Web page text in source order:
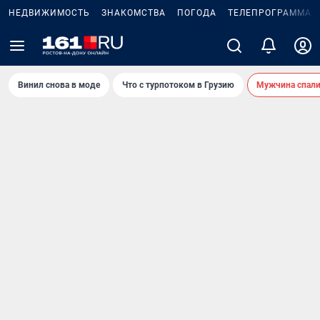
НЕДВИЖИМОСТЬ ЗНАКОМСТВА ПОГОДА ТЕЛЕПРОГРАММА
Винил снова в моде Что с турпотоком в Грузию Мужчина